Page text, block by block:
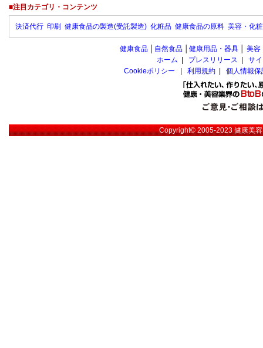
■注目カテゴリ・コンテンツ
決済代行 印刷 健康食品の製造(受託製造) 化粧品 健康食品の原料 美容・化
健康食品 自然食品 健康用品・器具 美容
ホーム
プレスリリース
サ
Cookieポリシー
利用規約 個人情報
Copyright© 2005-2023健康美